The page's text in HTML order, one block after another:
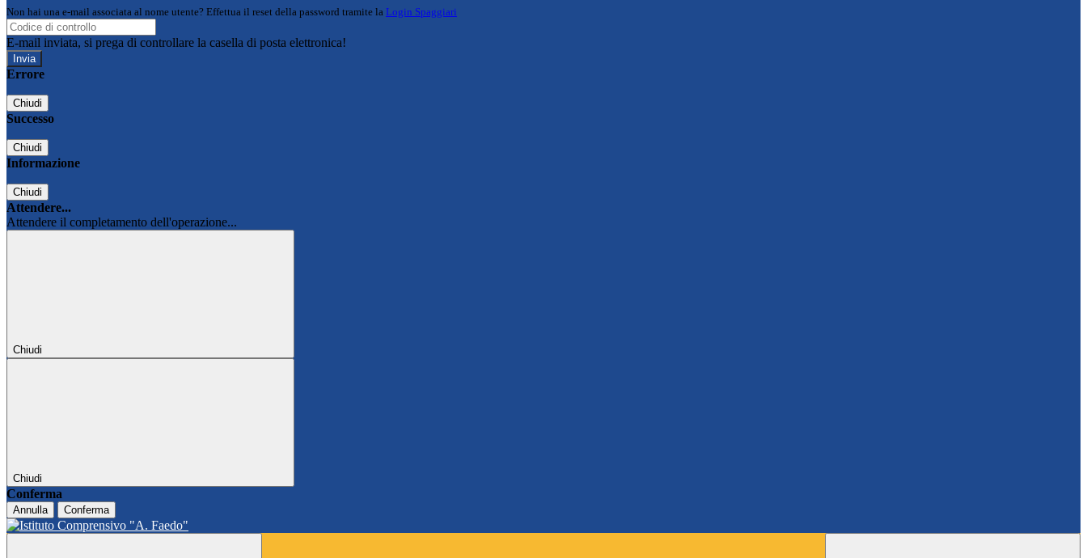
Non hai una e-mail associata al nome utente? Effettua il reset della password tramite la Login Spaggiari
E-mail inviata, si prega di controllare la casella di posta elettronica!
Errore
Chiudi
Successo
Chiudi
Informazione
Chiudi
Attendere...
Attendere il completamento dell'operazione...
Chiudi
Chiudi
Conferma
Annulla Conferma